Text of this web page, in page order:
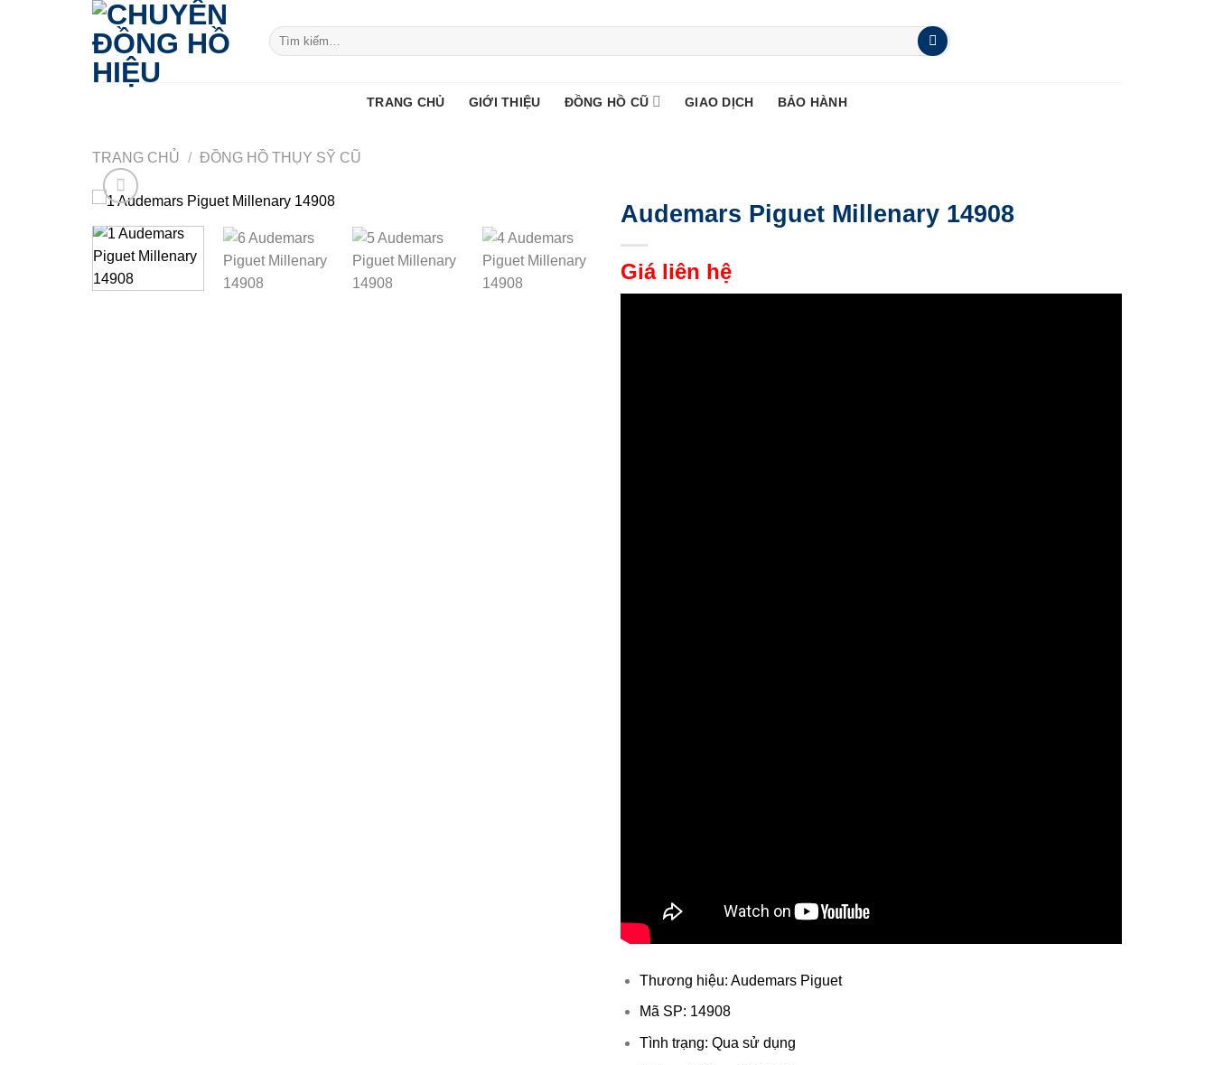
Tìm
kiếm:
TRANG CHỦ GIỚI THIỆU ĐỒNG HỒ CŨ GIAO DỊCH BẢO HÀNH
TRANG CHỦ / ĐỒNG HỒ THỤY SỸ CŨ
Audemars Piguet Millenary 14908
Giá liên hệ
Thương hiệu: Audemars Piguet
Mã SP: 14908
Tình trạng: Qua sử dụng